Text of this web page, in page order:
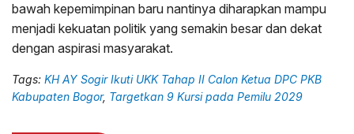
bawah kepemimpinan baru nantinya diharapkan mampu
menjadi kekuatan politik yang semakin besar dan dekat
dengan aspirasi masyarakat.
Tags: KH AY Sogir Ikuti UKK Tahap II Calon Ketua DPC PKB
Kabupaten Bogor, Targetkan 9 Kursi pada Pemilu 2029